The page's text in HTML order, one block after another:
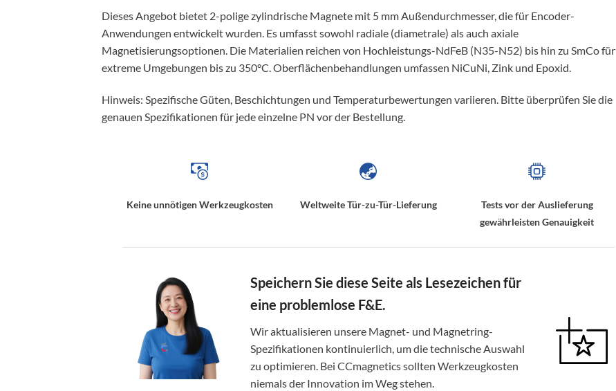
Dieses Angebot bietet 2-polige zylindrische Magnete mit 5 mm Außendurchmesser, die für Encoder-
Anwendungen entwickelt wurden. Es umfasst sowohl radiale (diametrale) als auch axiale
Magnetisierungsoptionen. Die Materialien reichen von Hochleistungs-NdFeB (N35-N52) bis hin zu SmCo für
extreme Umgebungen bis zu 350°C. Oberflächenbehandlungen umfassen NiCuNi, Zink und Epoxid.
Hinweis: Spezifische Güten, Beschichtungen und Temperaturbewertungen variieren. Bitte überprüfen Sie die
genauen Spezifikationen für jede einzelne PN vor der Bestellung.
Keine unnötigen Werkzeugkosten Weltweite Tür-zu-Tür-Lieferung
Tests vor der Auslieferung
gewährleisten Genauigkeit
Speichern Sie diese Seite als Lesezeichen für
eine problemlose F&E.
Wir aktualisieren unsere Magnet- und Magnetring-
Spezifikationen kontinuierlich, um die technische Auswahl
zu optimieren. Bei CCmagnetics sollten Werkzeugkosten
niemals der Innovation im Weg stehen.